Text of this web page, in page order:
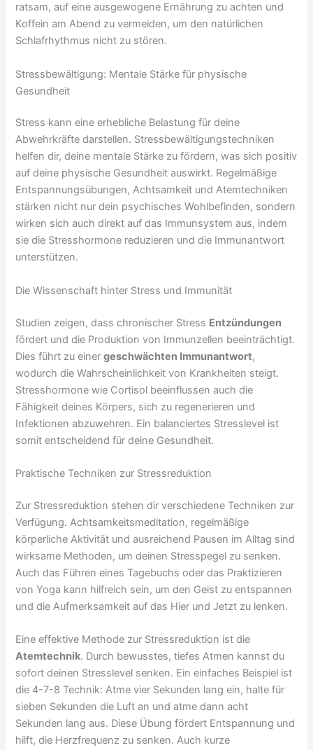
ratsam, auf eine ausgewogene Ernährung zu achten und
Koffein am Abend zu vermeiden, um den natürlichen
Schlafrhythmus nicht zu stören.
Stressbewältigung: Mentale Stärke für physische
Gesundheit
Stress kann eine erhebliche Belastung für deine
Abwehrkräfte darstellen. Stressbewältigungstechniken
helfen dir, deine mentale Stärke zu fördern, was sich positiv
auf deine physische Gesundheit auswirkt. Regelmäßige
Entspannungsübungen, Achtsamkeit und Atemtechniken
stärken nicht nur dein psychisches Wohlbefinden, sondern
wirken sich auch direkt auf das Immunsystem aus, indem
sie die Stresshormone reduzieren und die Immunantwort
unterstützen.
Die Wissenschaft hinter Stress und Immunität
Studien zeigen, dass chronischer Stress Entzündungen
fördert und die Produktion von Immunzellen beeinträchtigt.
Dies führt zu einergeschwächten Immunantwort,
wodurch die Wahrscheinlichkeit von Krankheiten steigt.
Stresshormone wie Cortisol beeinflussen auch die
Fähigkeit deines Körpers, sich zu regenerieren und
Infektionen abzuwehren. Ein balanciertes Stresslevel ist
somit entscheidend für deine Gesundheit.
Praktische Techniken zur Stressreduktion
Zur Stressreduktion stehen dir verschiedene Techniken zur
Verfügung. Achtsamkeitsmeditation, regelmäßige
körperliche Aktivität und ausreichend Pausen im Alltag sind
wirksame Methoden, um deinen Stresspegel zu senken.
Auch das Führen eines Tagebuchs oder das Praktizieren
von Yoga kann hilfreich sein, um den Geist zu entspannen
und die Aufmerksamkeit auf das Hier und Jetzt zu lenken.
Eine effektive Methode zur Stressreduktion ist die
Atemtechnik. Durch bewusstes, tiefes Atmen kannst du
sofort deinen Stresslevel senken. Ein einfaches Beispiel ist
die 4-7-8 Technik: Atme vier Sekunden lang ein, halte für
sieben Sekunden die Luft an und atme dann acht
Sekunden lang aus. Diese Übung fördert Entspannung und
hilft, die Herzfrequenz zu senken. Auch kurze